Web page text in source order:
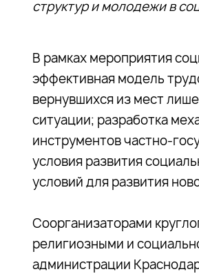
структур и молодежи в
В рамках мероприятия
эффективная модель
вернувшихся из мест
ситуации; разработка
инструментов частно-
условия развития
условий для развития
Соорганизаторами
религиозными и
администрации